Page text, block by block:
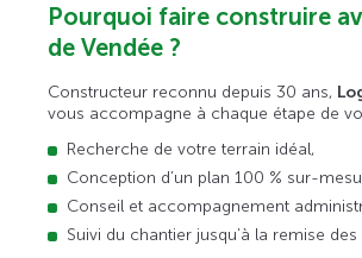
Pourquoi faire construire
de Vendée ?
Constructeur reconnu depuis 30 ans,
vous accompagne à chaque étape de
Recherche de votre terrain idéal,
Conception d’un plan 100 % sur-
Conseil et accompagnement
Suivi du chantier jusqu’à la remise des